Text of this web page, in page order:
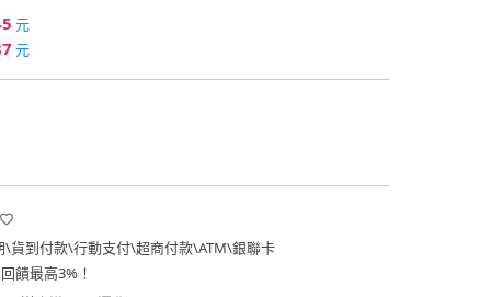
元
元
\貨到付款\行動支付\超商付款\ATM\銀聯卡
饋最高3%！